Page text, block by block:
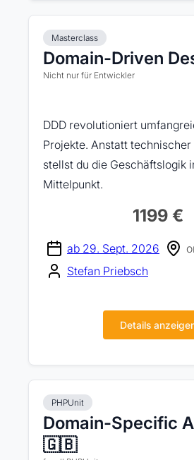
Masterclass
Domain-Driven
Nicht nur für Entwickler
DDD revolutioniert
Projekte. Anstatt
stellst du die Geschäftslogik
Mittelpunkt.
1199 €
ab 29. Sept. 2026
Stefan Priebsch
Details
PHPUnit
Domain-Specific
🇬🇧